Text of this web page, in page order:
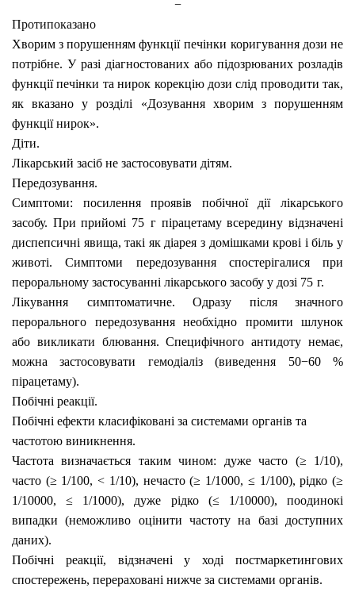
−
Протипоказано
Хворим з порушенням функції печінки коригування дози не
потрібне. У разі діагностованих або підозрюваних розладів
функції печінки та нирок корекцію дози слід проводити так,
як вказано у розділі «Дозування хворим з порушенням
функції нирок».
Діти.
Лікарський засіб не застосовувати дітям.
Передозування.
Симптоми: посилення проявів побічної дії лікарського
засобу. При прийомі 75 г пірацетаму всередину відзначені
диспепсичні явища, такі як діарея з домішками крові і біль у
животі. Симптоми передозування спостерігалися при
пероральному застосуванні лікарського засобу у дозі 75 г.
Лікування
симптоматичне. Одразу після значного
перорального передозування необхідно промити шлунок
або викликати блювання. Специфічного антидоту немає,
можна застосовувати гемодіаліз (виведення 50−60 %
пірацетаму).
Побічні реакції.
Побічні ефекти класифіковані за системами органів та
частотою виникнення.
Частота визначається таким чином: дуже часто (≥ 1/10),
часто (≥ 1/100, < 1/10), нечасто (≥ 1/1000, ≤ 1/100), рідко (≥
1/10000, ≤ 1/1000), дуже рідко (≤ 1/10000), поодинокі
випадки (неможливо оцінити частоту на базі доступних
даних).
Побічні реакції, відзначені у ході постмаркетингових
спостережень, перераховані нижче за системами органів.